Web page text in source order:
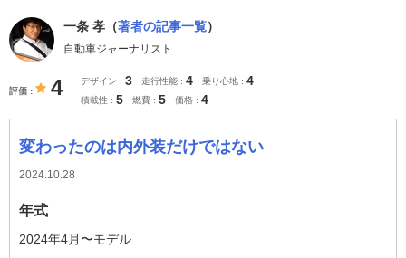
一条 孝（著者の記事一覧）
自動車ジャーナリスト
評価 4 デザイン 3 走行性能 4 乗り心地 4
積載性 5 燃費 5 価格 4
変わったのは内外装だけではない
2024.10.28
年式
2024年4月〜モデル